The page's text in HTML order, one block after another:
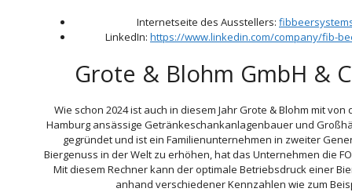
Internetseite des Ausstellers:
LinkedIn: https://www.linkedin.com/company/fib-
Grote & Blohm GmbH &
Wie schon 2024 ist auch in diesem Jahr Grote & Blohm mit von
Hamburg ansässige Getränkeschankanlagenbauer und
gegründet und ist ein Familienunternehmen in zweiter
Biergenuss in der Welt zu erhöhen, hat das Unternehmen die
Mit diesem Rechner kann der optimale Betriebsdruck einer
anhand verschiedener Kennzahlen wie zum